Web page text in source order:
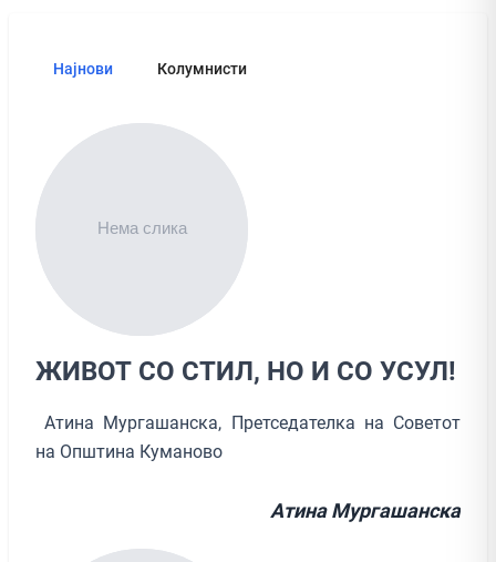
Најнови Колумнисти
ЖИВОТ СО СТИЛ, НО И СО УСУЛ!
Атина Мургашанска, Претседателка на Советот
на Општина Куманово
Атина Мургашанска